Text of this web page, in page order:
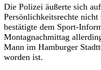
Die Polizei äußerte sich
Persönlichkeitsrechte
bestätigte dem Sport-
Montagnachmittag
Mann im Hamburger
worden ist.